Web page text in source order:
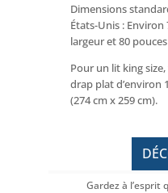
Dimensions
États-Unis : Environ
largeur et 80
Pour un lit king
drap plat d’environ
(274 cm x 259 cm).
Gardez à l’esprit